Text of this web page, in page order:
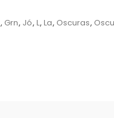
, Grn, Jó, L, La, Oscuras,